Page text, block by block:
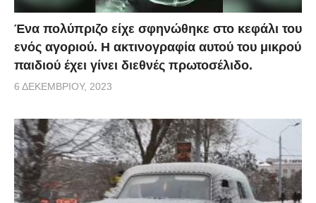
Ένα πολύπριζο είχε σφηνώθηκε στο κεφάλι του
ενός αγοριού. Η ακτινογραφία αυτού του μικρού
παιδιού έχει γίνει διεθνές πρωτοσέλιδο.
6 ΔΕΚΕΜΒΡΊΟΥ, 2023